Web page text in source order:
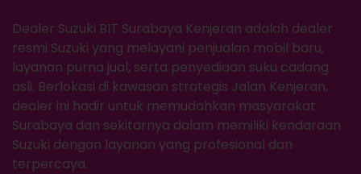
Dealer Suzuki BIT Surabaya Kenjeran adalah dealer
resmi Suzuki yang melayani penjualan mobil baru,
layanan purna jual, serta penyediaan suku cadang
asli. Berlokasi di kawasan strategis Jalan Kenjeran,
dealer ini hadir untuk memudahkan masyarakat
Surabaya dan sekitarnya dalam memiliki kendaraan
Suzuki dengan layanan yang profesional dan
terpercaya.